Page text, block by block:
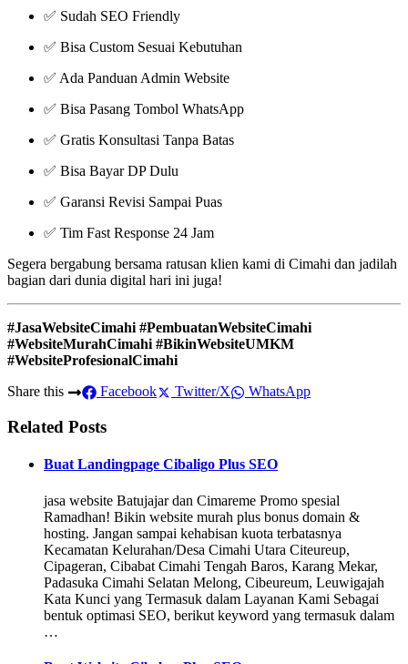
✅ Sudah SEO Friendly
✅ Bisa Custom Sesuai Kebutuhan
✅ Ada Panduan Admin Website
✅ Bisa Pasang Tombol WhatsApp
✅ Gratis Konsultasi Tanpa Batas
✅ Bisa Bayar DP Dulu
✅ Garansi Revisi Sampai Puas
✅ Tim Fast Response 24 Jam
Segera bergabung bersama ratusan klien kami di Cimahi dan jadilah
bagian dari dunia digital hari ini juga!
#JasaWebsiteCimahi #PembuatanWebsiteCimahi
#WebsiteMurahCimahi #BikinWebsiteUMKM
#WebsiteProfesionalCimahi
Share this
Facebook Twitter/X WhatsApp
Related Posts
Buat Landingpage Cibaligo Plus SEO
jasa website Batujajar dan Cimareme Promo spesial
Ramadhan! Bikin website murah plus bonus domain &
hosting. Jangan sampai kehabisan kuota terbatasnya
Kecamatan Kelurahan/Desa Cimahi Utara Citeureup,
Cipageran, Cibabat Cimahi Tengah Baros, Karang Mekar,
Padasuka Cimahi Selatan Melong, Cibeureum, Leuwigajah
Kata Kunci yang Termasuk dalam Layanan Kami Sebagai
bentuk optimasi SEO, berikut keyword yang termasuk dalam
…